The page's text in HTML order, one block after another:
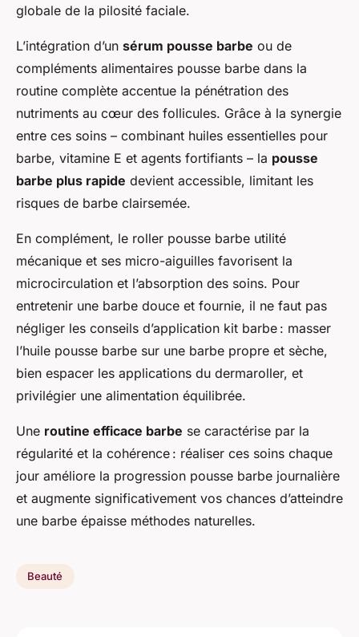
globale de la pilosité faciale.
L’intégration d’un sérum pousse barbe ou de
compléments alimentaires pousse barbe dans la
routine complète accentue la pénétration des
nutriments au cœur des follicules. Grâce à la synergie
entre ces soins – combinant huiles essentielles pour
barbe, vitamine E et agents fortifiants – la pousse
barbe plus rapide devient accessible, limitant les
risques de barbe clairsemée.
En complément, le roller pousse barbe utilité
mécanique et ses micro-aiguilles favorisent la
microcirculation et l’absorption des soins. Pour
entretenir une barbe douce et fournie, il ne faut pas
négliger les conseils d’application kit barbe : masser
l’huile pousse barbe sur une barbe propre et sèche,
bien espacer les applications du dermaroller, et
privilégier une alimentation équilibrée.
Une routine efficace barbe se caractérise par la
régularité et la cohérence : réaliser ces soins chaque
jour améliore la progression pousse barbe journalière
et augmente significativement vos chances d’atteindre
une barbe épaisse méthodes naturelles.
Beauté